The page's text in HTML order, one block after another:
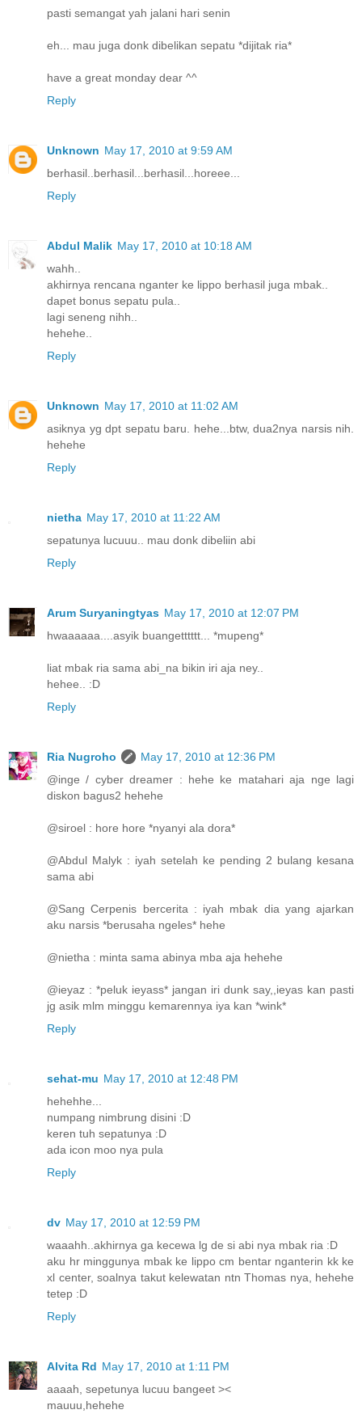
pasti semangat yah jalani hari senin
eh... mau juga donk dibelikan sepatu *dijitak ria*
have a great monday dear ^^
Reply
Unknown May 17, 2010 at 9:59 AM
berhasil..berhasil...berhasil...horeee...
Reply
Abdul Malik May 17, 2010 at 10:18 AM
wahh..
akhirnya rencana nganter ke lippo berhasil juga mbak..
dapet bonus sepatu pula..
lagi seneng nihh..
hehehe..
Reply
Unknown May 17, 2010 at 11:02 AM
asiknya yg dpt sepatu baru. hehe...btw, dua2nya narsis nih.
hehehe
Reply
nietha May 17, 2010 at 11:22 AM
sepatunya lucuuu.. mau donk dibeliin abi
Reply
Arum Suryaningtyas May 17, 2010 at 12:07 PM
hwaaaaaa....asyik buangetttttt... *mupeng*
liat mbak ria sama abi_na bikin iri aja ney..
hehee.. :D
Reply
Ria Nugroho
May 17, 2010 at 12:36 PM
@inge / cyber dreamer : hehe ke matahari aja nge lagi
diskon bagus2 hehehe
@siroel : hore hore *nyanyi ala dora*
@Abdul Malyk : iyah setelah ke pending 2 bulang kesana
sama abi
@Sang Cerpenis bercerita : iyah mbak dia yang ajarkan
aku narsis *berusaha ngeles* hehe
@nietha : minta sama abinya mba aja hehehe
@ieyaz : *peluk ieyass* jangan iri dunk say,,ieyas kan pasti
jg asik mlm minggu kemarennya iya kan *wink*
Reply
sehat-mu May 17, 2010 at 12:48 PM
hehehhe...
numpang nimbrung disini :D
keren tuh sepatunya :D
ada icon moo nya pula
Reply
dv May 17, 2010 at 12:59 PM
waaahh..akhirnya ga kecewa lg de si abi nya mbak ria :D
aku hr minggunya mbak ke lippo cm bentar nganterin kk ke
xl center, soalnya takut kelewatan ntn Thomas nya, hehehe
tetep :D
Reply
Alvita Rd May 17, 2010 at 1:11 PM
aaaah, sepetunya lucuu bangeet ><
mauuu,hehehe